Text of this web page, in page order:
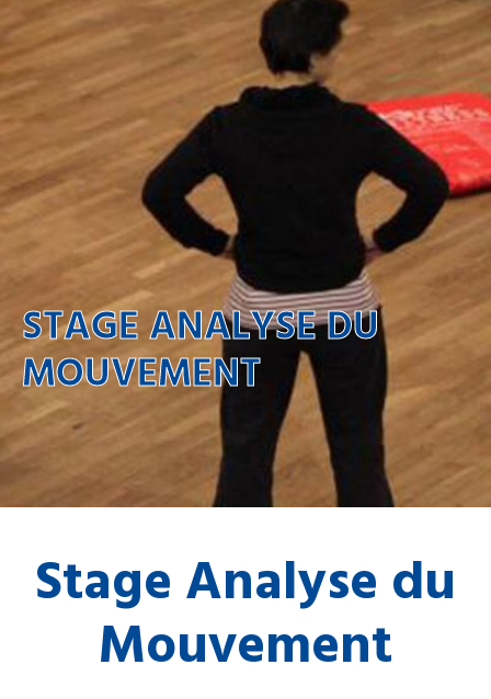
STAGE ANALYSE DU
MOUVEMENT
Stage Analyse du
Mouvement